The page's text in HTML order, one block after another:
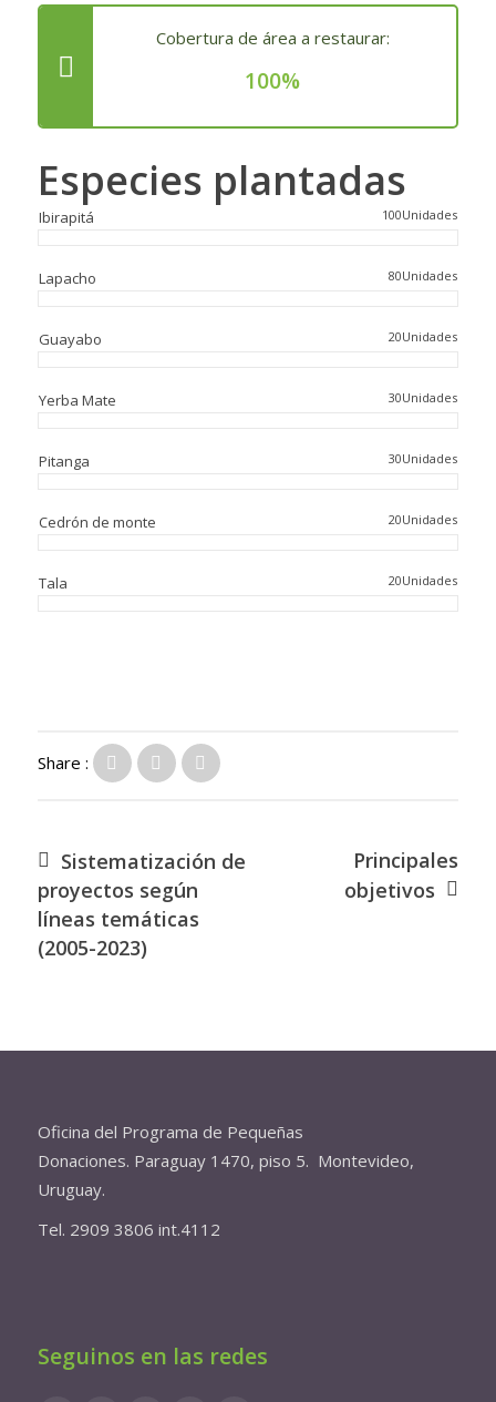
Cobertura de área a restaurar:
100%
Especies plantadas
Ibirapitá 100Unidades
Lapacho 80Unidades
Guayabo 20Unidades
Yerba Mate 30Unidades
Pitanga 30Unidades
Cedrón de monte 20Unidades
Tala 20Unidades
Share :
Sistematización de
proyectos según
líneas temáticas
(2005-2023)
Principales
objetivos
Oficina del Programa de Pequeñas
Donaciones. Paraguay 1470, piso 5. Montevideo,
Uruguay.
Tel. 2909 3806 int.4112
Seguinos en las redes